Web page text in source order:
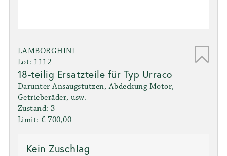
LAMBORGHINI
Lot: 1112
18-teilig Ersatzteile für Typ Urraco
Darunter Ansaugstutzen, Abdeckung Motor,
Getrieberäder, usw.
Zustand: 3
Limit: € 700,00
Kein Zuschlag